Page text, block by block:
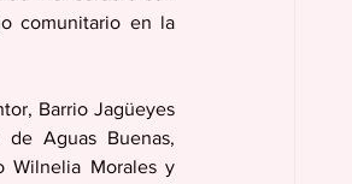
comunitario en la
Barrio Jagüeyes
Aguas Buenas,
Wilnelia Morales y